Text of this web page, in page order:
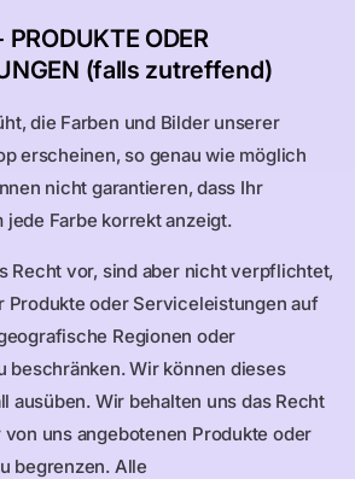
ODER
(falls zutreffend)
die Farben und Bilder unserer
erscheinen, so genau wie möglich
nicht garantieren, dass Ihr
Farbe korrekt anzeigt.
Recht vor, sind aber nicht verpflichtet,
Produkte oder Serviceleistungen auf
Regionen oder
beschränken. Wir können dieses
ausüben. Wir behalten uns das Recht
uns angebotenen Produkte oder
begrenzen. Alle